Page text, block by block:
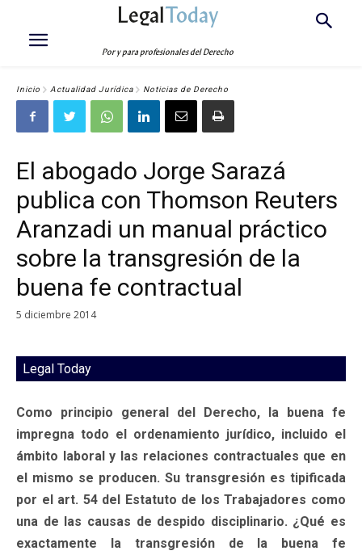
LegalToday
Por y para profesionales del Derecho
Inicio Actualidad Jurídica Noticias de Derecho
El abogado Jorge Sarazá
publica con Thomson Reuters
Aranzadi un manual práctico
sobre la transgresión de la
buena fe contractual
5 diciembre 2014
Legal Today
Como principio general del Derecho, la buena fe
impregna todo el ordenamiento jurídico, incluido el
ámbito laboral y las relaciones contractuales que en
el mismo se producen. Su transgresión es tipificada
por el art. 54 del Estatuto de los Trabajadores como
una de las causas de despido disciplinario. ¿Qué es
exactamente la transgresión de la buena fe